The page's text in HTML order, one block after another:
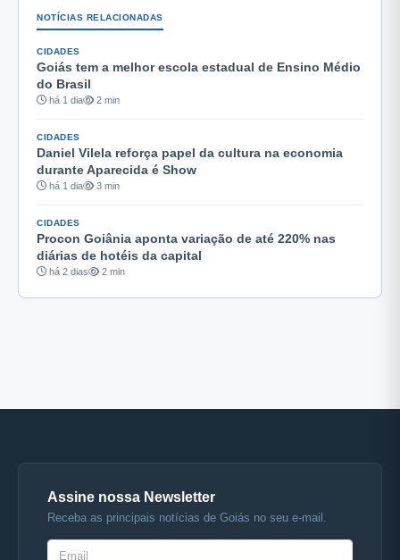
NOTÍCIAS RELACIONADAS
CIDADES
Goiás tem a melhor escola estadual de Ensino Médio
do Brasil
há 1 dia 2 min
CIDADES
Daniel Vilela reforça papel da cultura na economia
durante Aparecida é Show
há 1 dia 3 min
CIDADES
Procon Goiânia aponta variação de até 220% nas
diárias de hotéis da capital
há 2 dias 2 min
Assine nossa Newsletter
Receba as principais notícias de Goiás no seu e-mail.